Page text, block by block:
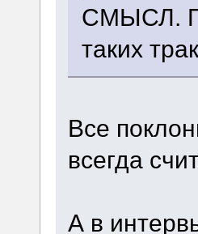
СМЫСЛ.
таких
Все
всегда
А в